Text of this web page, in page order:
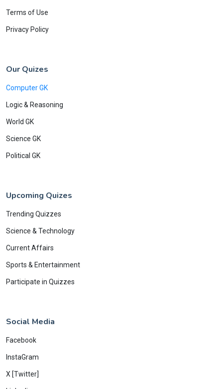
Terms of Use
Privacy Policy
Our Quizes
Computer GK
Logic & Reasoning
World GK
Science GK
Political GK
Upcoming Quizes
Trending Quizzes
Science & Technology
Current Affairs
Sports & Entertainment
Participate in Quizzes
Social Media
Facebook
InstaGram
X [Twitter]